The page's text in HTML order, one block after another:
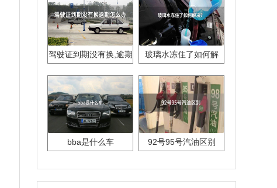
驾驶证到期没有换,逾期
玻璃水冻住了如何解
bba是什么车 92号95号汽油区别